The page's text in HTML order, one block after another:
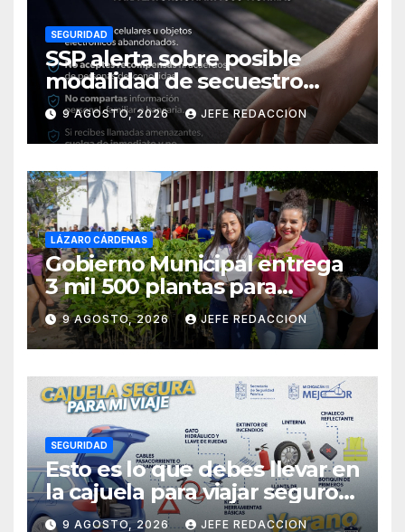
SEGURIDAD
SSP alerta sobre posible
modalidad de secuestro
virtual
9 AGOSTO, 2026 JEFE REDACCION
LÁZARO CÁRDENAS
Gobierno Municipal entrega
3 mil 500 plantas para
sumarse a la Jornada
Nacional de Reforestación
9 AGOSTO, 2026 JEFE REDACCION
SEGURIDAD
Esto es lo que debes llevar en
la cajuela para viajar seguro
por carretera
9 AGOSTO, 2026 JEFE REDACCION